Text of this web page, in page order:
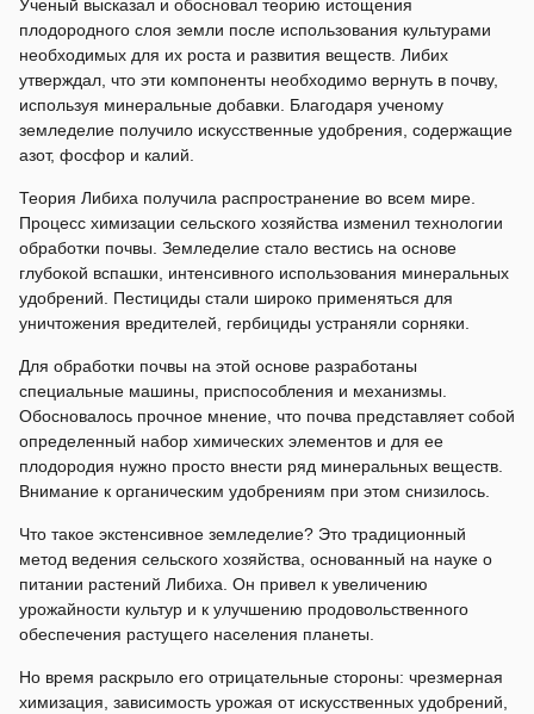
Ученый высказал и обосновал теорию истощения
плодородного слоя земли после использования культурами
необходимых для их роста и развития веществ. Либих
утверждал, что эти компоненты необходимо вернуть в почву,
используя минеральные добавки. Благодаря ученому
земледелие получило искусственные удобрения, содержащие
азот, фосфор и калий.
Теория Либиха получила распространение во всем мире.
Процесс химизации сельского хозяйства изменил технологии
обработки почвы. Земледелие стало вестись на основе
глубокой вспашки, интенсивного использования минеральных
удобрений. Пестициды стали широко применяться для
уничтожения вредителей, гербициды устраняли сорняки.
Для обработки почвы на этой основе разработаны
специальные машины, приспособления и механизмы.
Обосновалось прочное мнение, что почва представляет собой
определенный набор химических элементов и для ее
плодородия нужно просто внести ряд минеральных веществ.
Внимание к органическим удобрениям при этом снизилось.
Что такое экстенсивное земледелие? Это традиционный
метод ведения сельского хозяйства, основанный на науке о
питании растений Либиха. Он привел к увеличению
урожайности культур и к улучшению продовольственного
обеспечения растущего населения планеты.
Но время раскрыло его отрицательные стороны: чрезмерная
химизация, зависимость урожая от искусственных удобрений,